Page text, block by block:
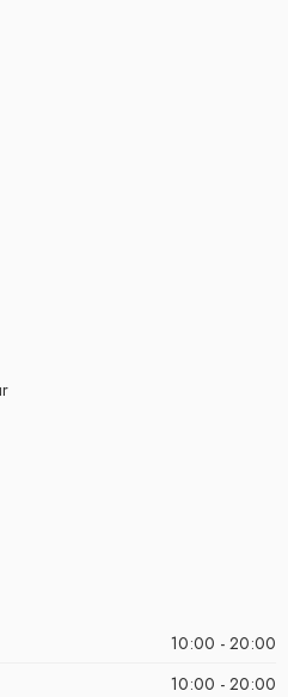
10:00 - 20:00
10:00 - 20:00